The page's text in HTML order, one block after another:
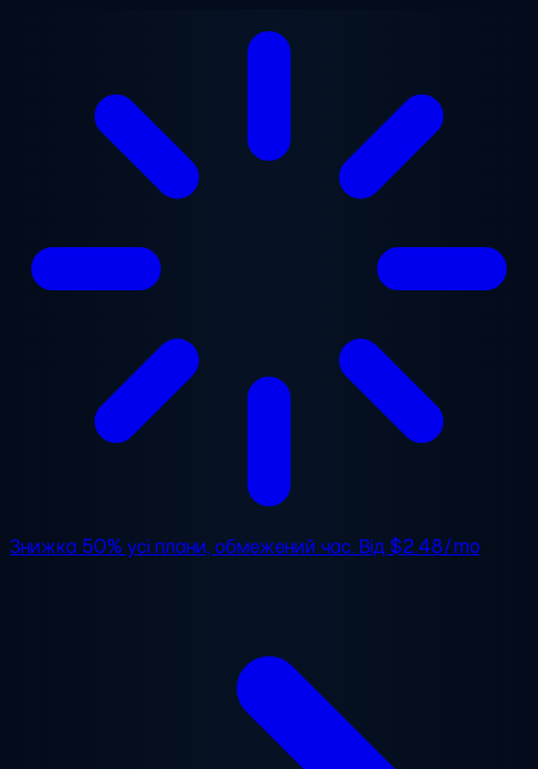
Знижка 50% усі плани, обмежений час. Від$2.48/mo